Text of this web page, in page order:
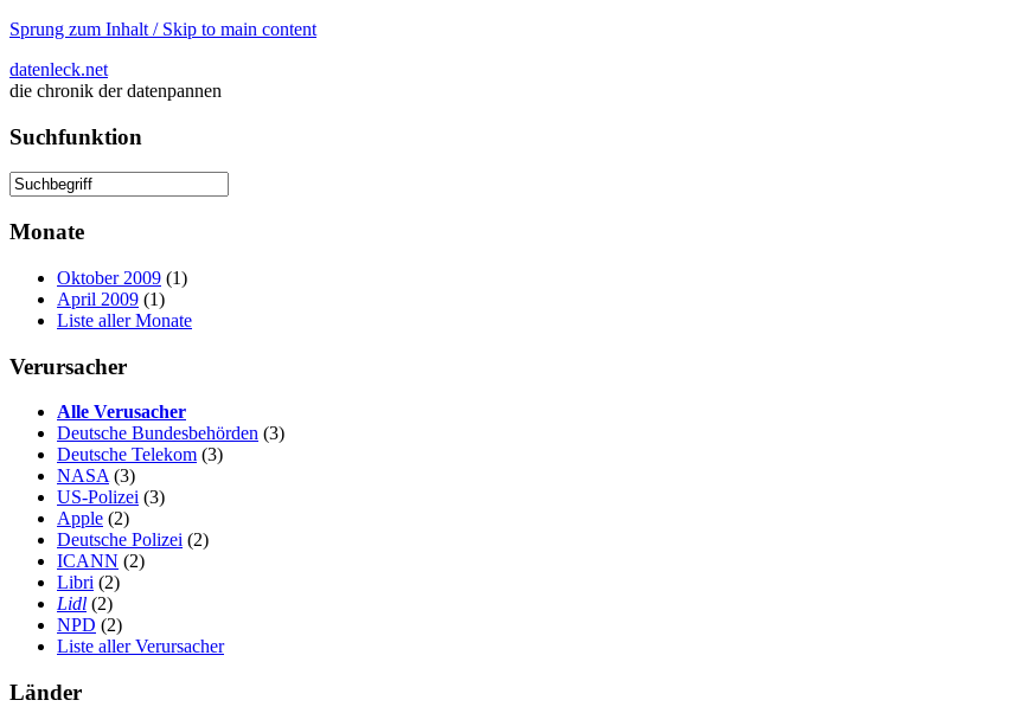
Sprung zum Inhalt / Skip to main content
datenleck.net
die chronik der datenpannen
Suchfunktion
Monate
Oktober 2009 (1)
April 2009 (1)
Liste aller Monate
Verursacher
Alle Verusacher
Deutsche Bundesbehörden (3)
Deutsche Telekom (3)
NASA (3)
US-Polizei (3)
Apple (2)
Deutsche Polizei (2)
ICANN (2)
Libri (2)
Lidl (2)
NPD (2)
Liste aller Verursacher
Länder